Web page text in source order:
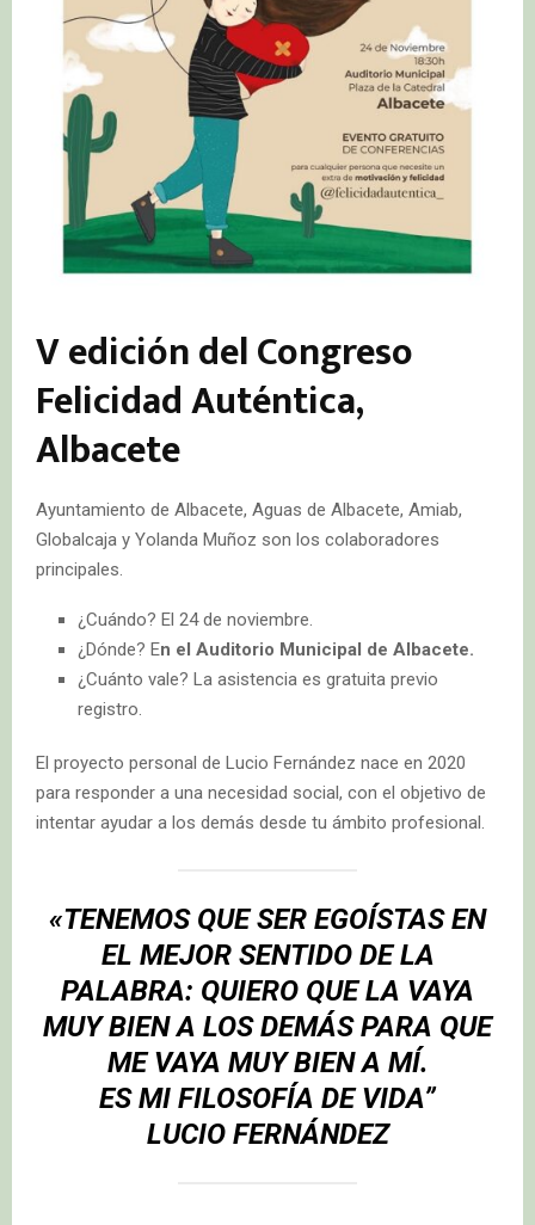
V edición del Congreso
Felicidad Auténtica,
Albacete
Ayuntamiento de Albacete, Aguas de Albacete, Amiab,
Globalcaja y Yolanda Muñoz son los colaboradores
principales.
¿Cuándo? El 24 de noviembre.
¿Dónde? En el Auditorio Municipal de Albacete.
¿Cuánto vale? La asistencia es gratuita previo
registro.
El proyecto personal de Lucio Fernández nace en 2020
para responder a una necesidad social, con el objetivo de
intentar ayudar a los demás desde tu ámbito profesional.
«TENEMOS QUE SER EGOÍSTAS EN
EL MEJOR SENTIDO DE LA
PALABRA: QUIERO QUE LA VAYA
MUY BIEN A LOS DEMÁS PARA QUE
ME VAYA MUY BIEN A MÍ.
ES MI FILOSOFÍA DE VIDA”
LUCIO FERNÁNDEZ